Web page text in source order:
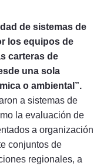
de sistemas de
los equipos de
carteras de
una sola
o ambiental”.
a sistemas de
la evaluación de
a organización
conjuntos de
regionales, a